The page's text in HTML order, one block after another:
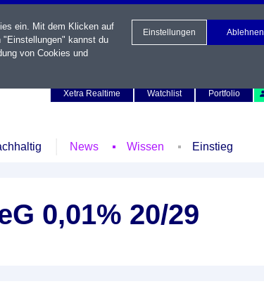
Xetra Realtime
Watchlist Portfolio
News Wissen Einstieg
0,01% 20/29
ein. Mit dem Klicken auf
"Einstellungen" kannst du
von Cookies und
Einstellungen Ablehnen